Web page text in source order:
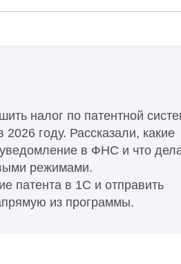
налог по патентной
году. Рассказали, какие
в ФНС и что
режимами.
патента в 1С и отправить
из программы.